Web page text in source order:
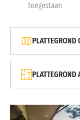
toegestaan
PLATTEGROND
PLATTEGROND